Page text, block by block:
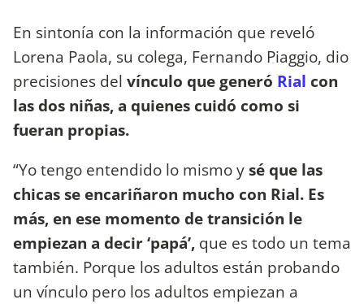
En sintonía con la información que reveló
Lorena Paola, su colega, Fernando Piaggio, dio
precisiones del vínculo que generó Rial con
las dos niñas, a quienes cuidó como si
fueran propias.
“Yo tengo entendido lo mismo ysé que las
chicas se encariñaron mucho con Rial. Es
más, en ese momento de transición le
empiezan a decir ‘papá’, que es todo un tema
también. Porque los adultos están probando
un vínculo pero los adultos empiezan a